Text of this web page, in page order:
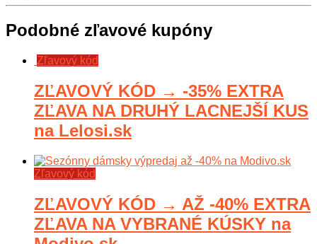
Podobné zľavové kupóny
Zľavový kód
ZĽAVOVÝ KÓD → -35% EXTRA
ZĽAVA NA DRUHÝ LACNEJŠÍ KUS
na Lelosi.sk
Zľavový kód
ZĽAVOVÝ KÓD → AŽ -40% EXTRA
ZĽAVA NA VYBRANÉ KÚSKY na